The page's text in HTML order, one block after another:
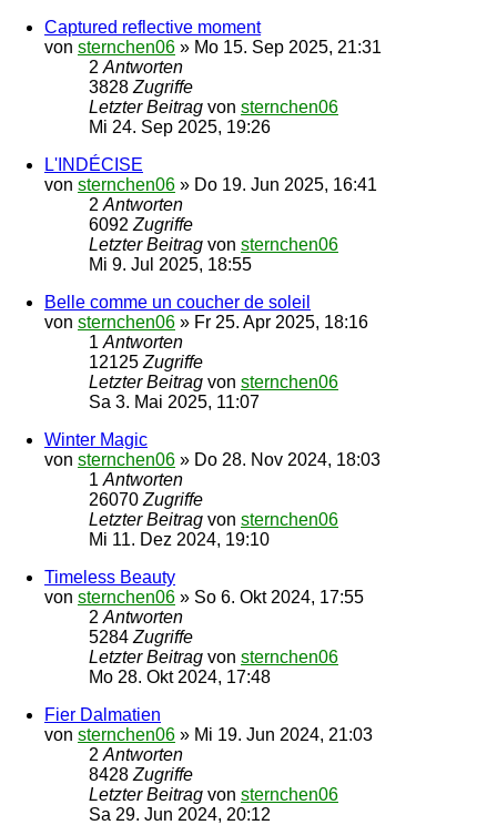
Captured reflective moment
von sternchen06 » Mo 15. Sep 2025, 21:31
2 Antworten
3828 Zugriffe
Letzter Beitrag von sternchen06
Mi 24. Sep 2025, 19:26
L'INDÉCISE
von sternchen06 » Do 19. Jun 2025, 16:41
2 Antworten
6092 Zugriffe
Letzter Beitrag von sternchen06
Mi 9. Jul 2025, 18:55
Belle comme un coucher de soleil
von sternchen06 » Fr 25. Apr 2025, 18:16
1 Antworten
12125 Zugriffe
Letzter Beitrag von sternchen06
Sa 3. Mai 2025, 11:07
Winter Magic
von sternchen06 » Do 28. Nov 2024, 18:03
1 Antworten
26070 Zugriffe
Letzter Beitrag von sternchen06
Mi 11. Dez 2024, 19:10
Timeless Beauty
von sternchen06 » So 6. Okt 2024, 17:55
2 Antworten
5284 Zugriffe
Letzter Beitrag von sternchen06
Mo 28. Okt 2024, 17:48
Fier Dalmatien
von sternchen06 » Mi 19. Jun 2024, 21:03
2 Antworten
8428 Zugriffe
Letzter Beitrag von sternchen06
Sa 29. Jun 2024, 20:12